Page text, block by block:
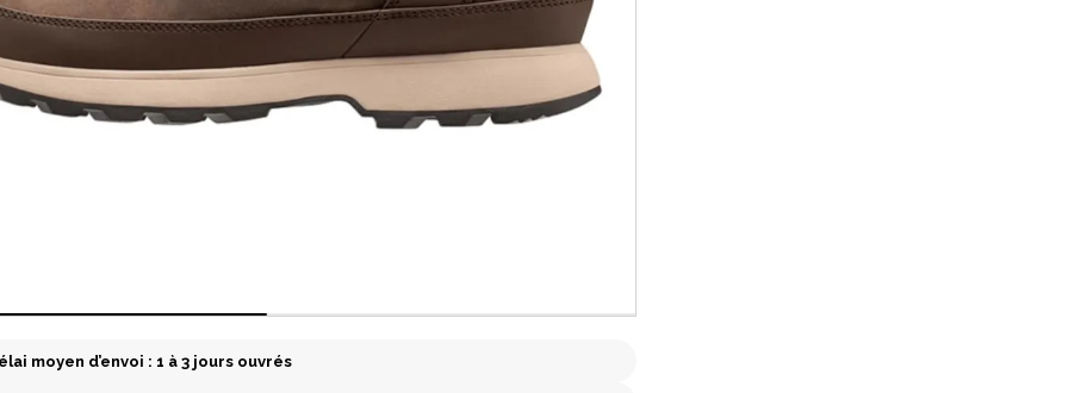
moyen d’envoi : 1 à 3 jours ouvrés